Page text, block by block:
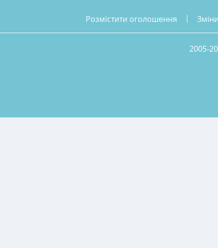
розмістити оголошення
2005-